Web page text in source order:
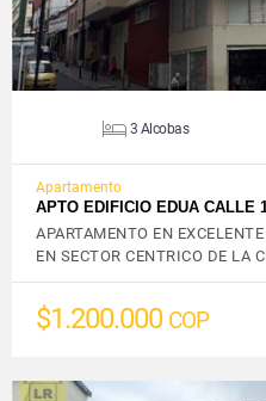
3 Alcobas
Apartamento
APTO EDIFICIO EDUA CALLE
APARTAMENTO EN
EN SECTOR CENTRICO DE LA
$1.200.000 COP